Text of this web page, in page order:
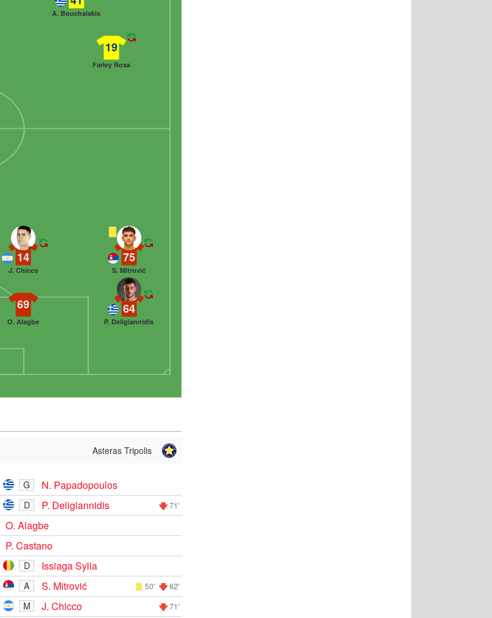
A. Bouchalakis
19
Farley Rosa
69
O. Alagbe
64
P. Deligiannidis
14
J. Chicco
75
S. Mitrović
Asteras Tripolis
G
N. Papadopoulos
D P. Deligiannidis 71'
O. Alagbe
P. Castano
D
Issiaga Sylla
A S. Mitrović 50' 62'
M J. Chicco 71'